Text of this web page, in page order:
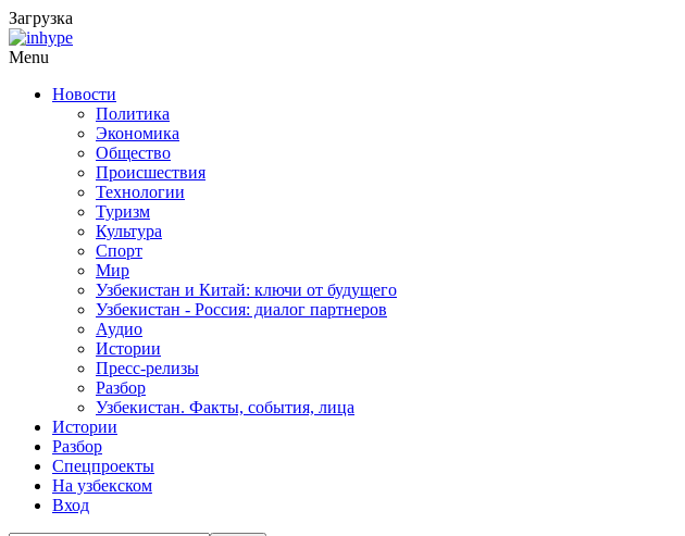
Загрузка
Menu
Новости
Политика
Экономика
Общество
Происшествия
Технологии
Туризм
Культура
Спорт
Мир
Узбекистан и Китай: ключи от будущего
Узбекистан - Россия: диалог партнеров
Аудио
Истории
Пресс-релизы
Разбор
Узбекистан. Факты, события, лица
Истории
Разбор
Спецпроекты
На узбекском
Вход